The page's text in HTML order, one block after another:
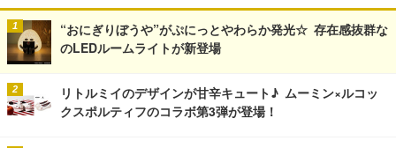
“おにぎりぼうや”がぷにっとやわらか発光☆ 存在感抜群な
のLEDルームライトが新登場
リトルミイのデザインが甘辛キュート♪ ムーミン×ルコッ
クスポルティフのコラボ第3弾が登場！